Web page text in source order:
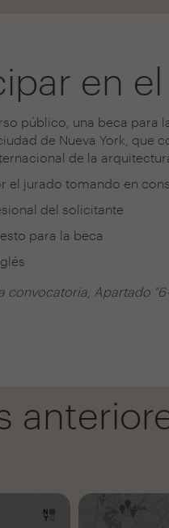
en
público, una beca
de Nueva York, que
de la
el jurado tomando en
del solicitante
para la beca
convocatoria, Apartado